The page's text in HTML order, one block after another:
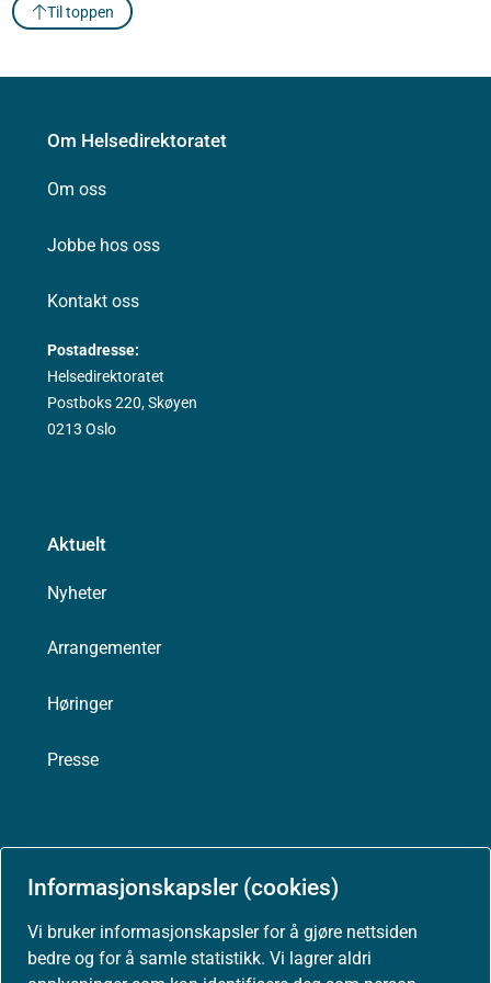
Informasjonskapsler (cookies)
Vi bruker informasjonskapsler for å gjøre nettsiden
bedre og for å samle statistikk. Vi lagrer aldri
Til toppen
Om Helsedirektoratet
Om oss
Jobbe hos oss
Kontakt oss
Postadresse:
Helsedirektoratet
Postboks 220, Skøyen
0213 Oslo
Aktuelt
Nyheter
Arrangementer
Høringer
Presse
Om nettstedet
Personvernerklæring